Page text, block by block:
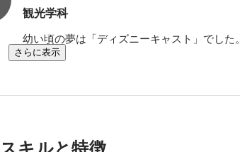
観光学科
幼い頃の夢は「ディズニーキャスト」でした。
さらに表示